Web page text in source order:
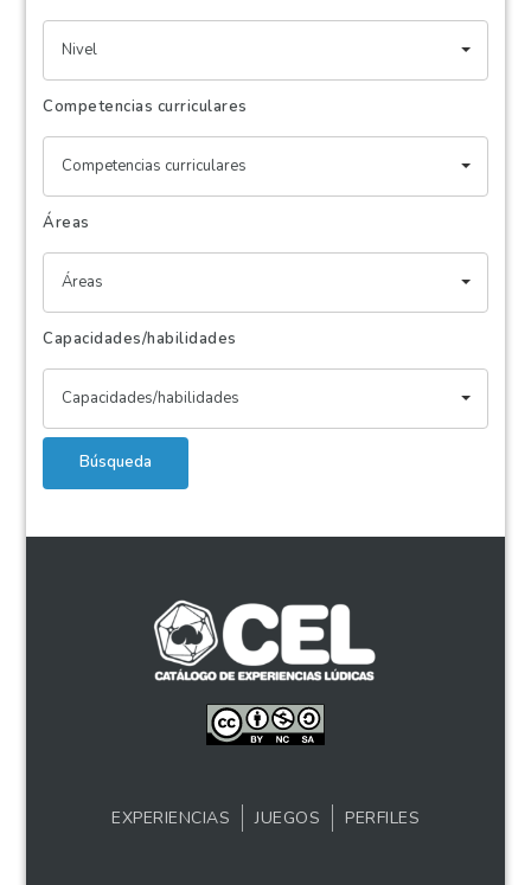
Nivel
Competencias curriculares
Competencias curriculares
Áreas
Áreas
Capacidades/habilidades
Capacidades/habilidades
Búsqueda
EXPERIENCIAS JUEGOS PERFILES